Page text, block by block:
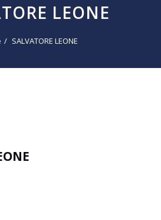
LEONE
SALVATORE LEONE